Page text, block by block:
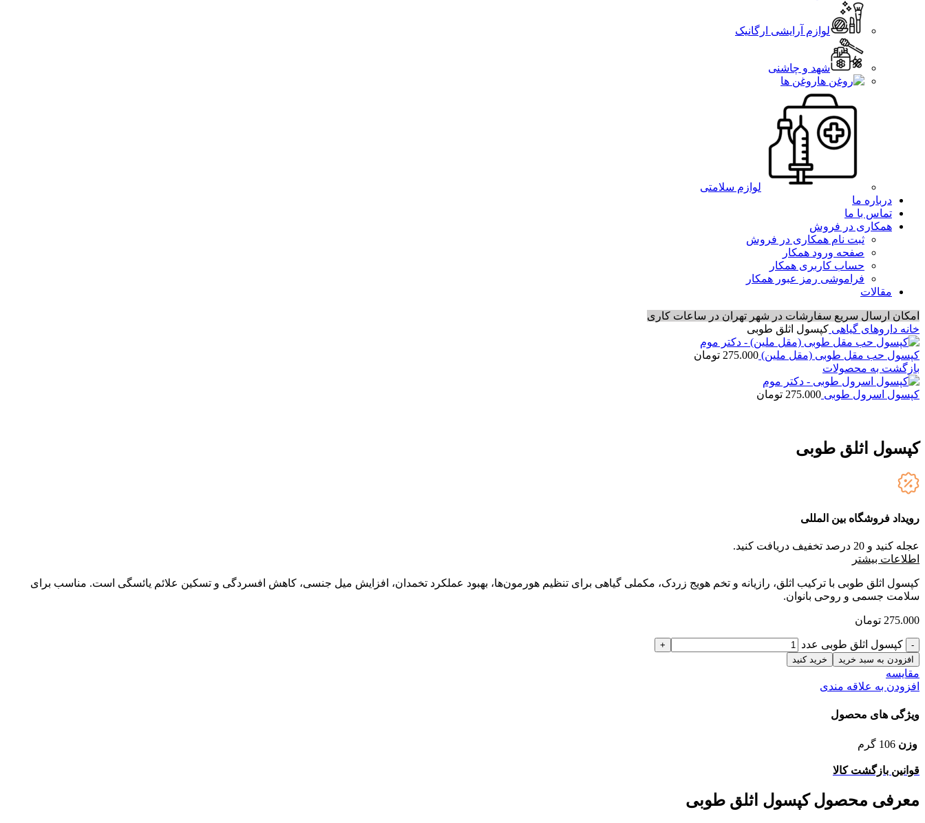
لوازم آرایشی ارگانیک
شهد و چاشنی
روغن ها
لوازم سلامتی
درباره ما
تماس با ما
همکاری در فروش
ثبت نام همکاری در فروش
صفحه ورود همکار
حساب کاربری همکار
فراموشی رمز عبور همکار
مقالات
امکان ارسال سریع سفارشات در شهر تهران در ساعات کاری
خانه داروهای گیاهی کپسول اثلق طوبی
کپسول حب مقل طوبی (مقل ملین) 275.000 تومان
بازگشت به محصولات
کپسول اسرول طوبی 275.000 تومان
کپسول اثلق طوبی
رویداد فروشگاه بین المللی
عجله کنید و 20 درصد تخفیف دریافت کنید.
طلاعات بیشتر
کپسول اثلق طوبی با ترکیب اثلق، رازیانه و تخم هویج زردک، مکملی گیاهی برای تنظیم هورمون‌ها، بهبود عملکرد تخمدان، افزایش میل جنسی، کاهش افسردگی و تسکین علائم یائسگی است. مناسب برای
سلامت جسمی و روحی بانوان.
275.000 تومان
کپسول اثلق طوبی عدد
افزودن به سبد خرید خرید کنید
مقایسه
افزودن به علاقه مندی
ویژگی های محصول
وزن 106 گرم
قوانین بازگشت کالا
معرفی محصول کپسول اثلق طوبی